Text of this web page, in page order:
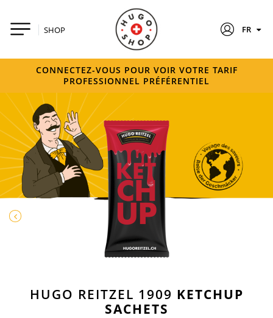
SHOP FR
CONNECTEZ-VOUS POUR VOIR VOTRE TARIF
PROFESSIONNEL PRÉFÉRENTIEL
HUGO REITZEL 1909 KETCHUP
SACHETS